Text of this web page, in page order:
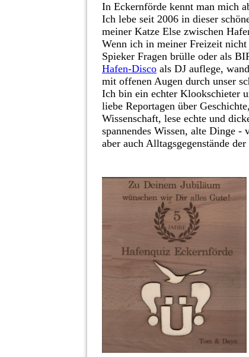
In Eckernförde kennt man mich
Ich lebe seit 2006 in dieser
meiner Katze Else zwischen
Wenn ich in meiner Freizeit
Spieker Fragen brülle oder als
Hafen-Disco als DJ auflege,
mit offenen Augen durch unser
Ich bin ein echter Klookschieter
liebe Reportagen über
Wissenschaft, lese echte und
spannendes Wissen, alte Dinge -
aber auch Alltagsgegenstände der